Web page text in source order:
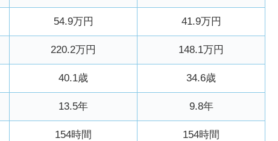
54.9万円 41.9万円
220.2万円 148.1万円
40.1歳 34.6歳
13.5年 9.8年
154時間 154時間